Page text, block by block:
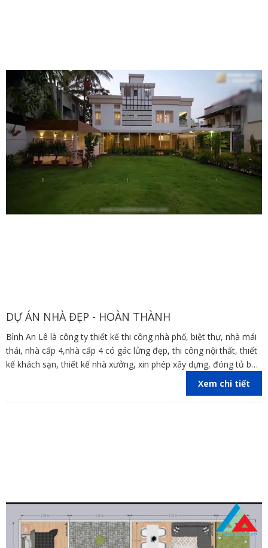
DỰ ÁN NHÀ ĐẸP - HOÀN THÀNH
Bình An Lê là công ty thiết kế thi công nhà phố, biệt thự, nhà mái
thái, nhà cấp 4,nhà cấp 4 có gác lửng đẹp, thi công nội thất, thiết
kế khách sạn, thiết kế nhà xưởng, xin phép xây dựng, đóng tủ bếp
trên địa bàn các tỉnh Đồng Nai, Bình Dương, TP Hồ Chí Minh,
Xem chi tiết